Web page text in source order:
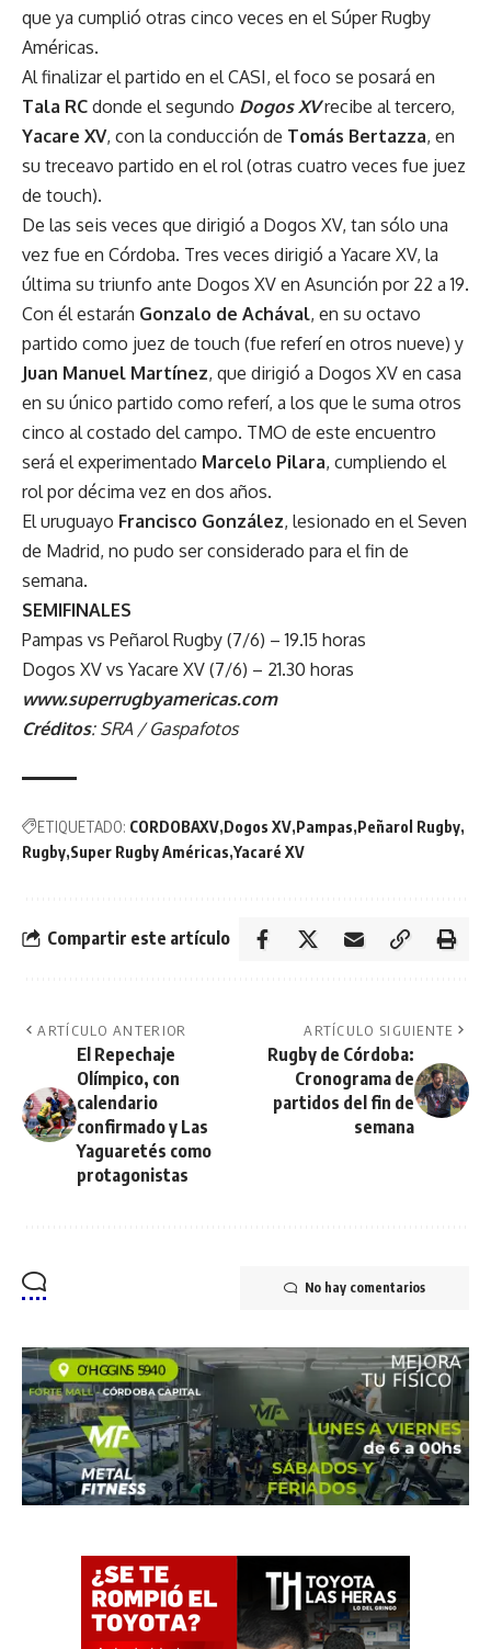
que ya cumplió otras cinco veces en el Súper Rugby
Américas.
Al finalizar el partido en el CASI, el foco se posará en
Tala RC donde el segundo Dogos XVrecibe al tercero,
Yacare XV, con la conducción de Tomás Bertazza, en
su treceavo partido en el rol (otras cuatro veces fue juez
de touch).
De las seis veces que dirigió a Dogos XV, tan sólo una
vez fue en Córdoba. Tres veces dirigió a Yacare XV, la
última su triunfo ante Dogos XV en Asunción por 22 a 19.
Con él estarán Gonzalo de Achával, en su octavo
partido como juez de touch (fue referí en otros nueve) y
Juan Manuel Martínez, que dirigió a Dogos XV en casa
en su único partido como referí, a los que le suma otros
cinco al costado del campo. TMO de este encuentro
será el experimentado Marcelo Pilara, cumpliendo el
rol por décima vez en dos años.
El uruguayo Francisco González, lesionado en el Seven
de Madrid, no pudo ser considerado para el fin de
semana.
SEMIFINALES
Pampas vs Peñarol Rugby (7/6) – 19.15 horas
Dogos XV vs Yacare XV (7/6) – 21.30 horas
www.superrugbyamericas.com
Créditos: SRA / Gaspafotos
ETIQUETADO: CORDOBAXV Dogos XV Pampas Peñarol Rugby
Rugby Super Rugby Américas Yacaré XV
Compartir este artículo
ARTÍCULO ANTERIOR
El Repechaje
Olímpico, con
calendario
confirmado y Las
Yaguaretés como
protagonistas
ARTÍCULO SIGUIENTE
Rugby de Córdoba:
Cronograma de
partidos del fin de
semana
No hay comentarios